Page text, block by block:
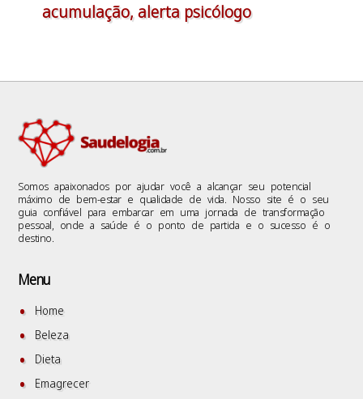
acumulação, alerta psicólogo
Somos apaixonados por ajudar você a alcançar seu potencial
máximo de bem-estar e qualidade de vida. Nosso site é o seu
guia confiável para embarcar em uma jornada de transformação
pessoal, onde a saúde é o ponto de partida e o sucesso é o
destino.
Menu
Home
Beleza
Dieta
Emagrecer